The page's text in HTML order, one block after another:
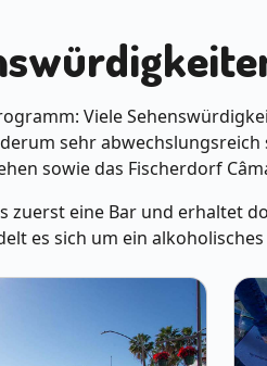
Viele
sehr
sowie das Fischerdorf
eine Bar und erhaltet
es sich um ein